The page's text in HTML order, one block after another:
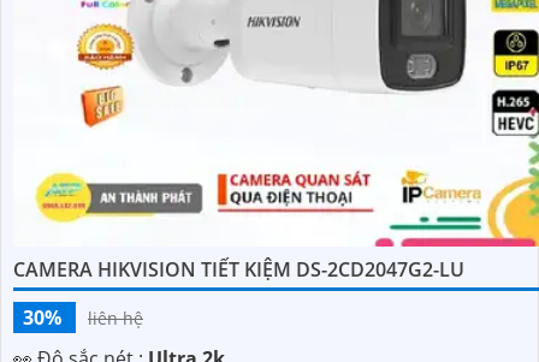
CAMERA HIKVISION TIẾT KIỆM DS-2CD2047G2-LU
30%
liên hệ